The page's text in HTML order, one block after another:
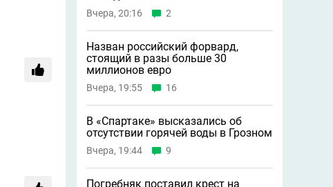
Вчера, 20:16 2
Назван российский форвард,
стоящий в разы больше 30
миллионов евро
Вчера, 19:55 16
В «Спартаке» высказались об
отсутствии горячей воды в Грозном
Вчера, 19:44 9
Погребняк поставил крест на